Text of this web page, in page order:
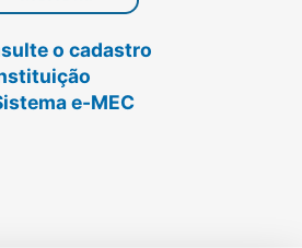
o cadastro
e-MEC